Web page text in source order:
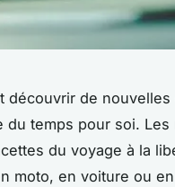
découvrir de
du temps pour soi.
du voyage à la
moto, en voiture ou